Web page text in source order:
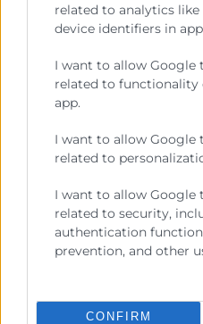
related to analytics
device identifiers in
I want to allow Google
related to functionality
app.
I want to allow Google
related to
I want to allow Google
related to security,
authentication
prevention, and other
CONFIRM
nuestra escuela,
profesionales en el
crecimiento de la